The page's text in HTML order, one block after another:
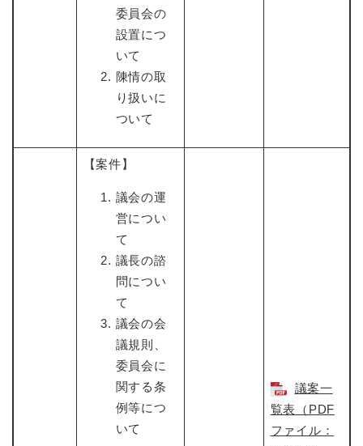
委員会の
設置につ
いて
陳情の取
り扱いに
ついて
【案件】
議会の運
営につい
て
議長の諮
問につい
て
議会の会
議規則、
委員会に
関する条
例等につ
いて
議案一
覧表（PDF
ファイル：